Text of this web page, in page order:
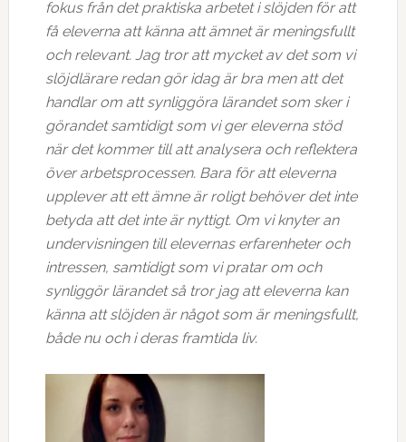
fokus från det praktiska arbetet i slöjden för att
få eleverna att känna att ämnet är meningsfullt
och relevant. Jag tror att mycket av det som vi
slöjdlärare redan gör idag är bra men att det
handlar om att synliggöra lärandet som sker i
görandet samtidigt som vi ger eleverna stöd
när det kommer till att analysera och reflektera
över arbetsprocessen. Bara för att eleverna
upplever att ett ämne är roligt behöver det inte
betyda att det inte är nyttigt. Om vi knyter an
undervisningen till elevernas erfarenheter och
intressen, samtidigt som vi pratar om och
synliggör lärandet så tror jag att eleverna kan
känna att slöjden är något som är meningsfullt,
både nu och i deras framtida liv.